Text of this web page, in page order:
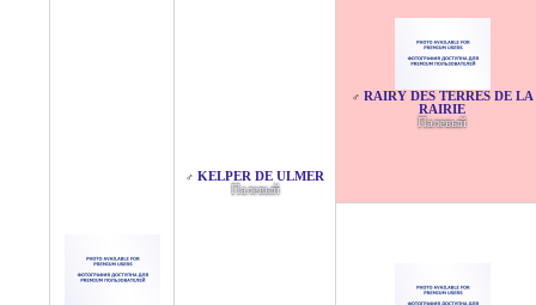
♂ KELPER DE ULMER
Палевый
♂ RAIRY DES TERRES DE LA
RAIRIE
Палевый